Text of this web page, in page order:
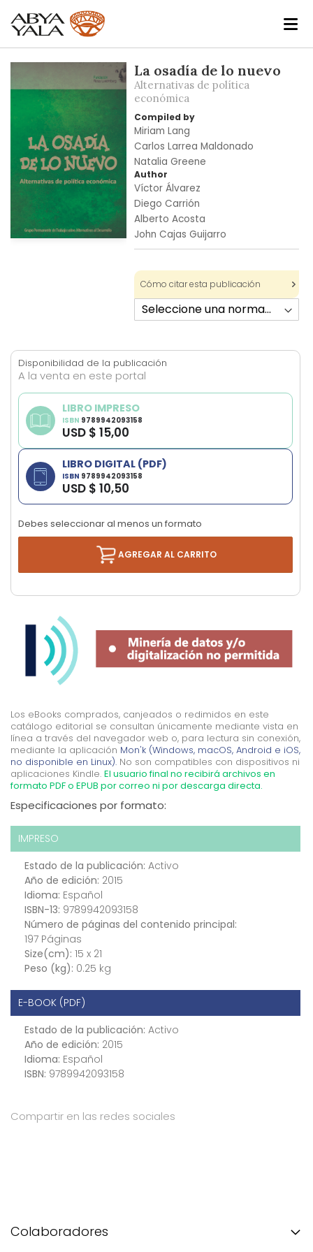
the
images
gallery
gallery
La osadía de lo nuevo
Alternativas de política
económica
Compiled by
Miriam Lang
Carlos Larrea Maldonado
Natalia Greene
Author
Víctor Álvarez
Diego Carrión
Alberto Acosta
John Cajas Guijarro
Cómo citar esta publicación
Disponibilidad de la publicación
A la venta en este portal
LIBRO IMPRESO
ISBN 9789942093158
USD $ 15,00
LIBRO DIGITAL (PDF)
ISBN 9789942093158
USD $ 10,50
Debes seleccionar al menos un formato
AGREGAR AL CARRITO
Los eBooks comprados, canjeados o redimidos en este
catálogo editorial se consultan únicamente mediante vista en
línea a través del navegador web o, para lectura sin conexión,
mediante la aplicación Mon'k (Windows, macOS, Android e iOS,
no disponible en Linux). No son compatibles con dispositivos ni
aplicaciones Kindle. El usuario final no recibirá archivos en
formato PDF o EPUB por correo ni por descarga directa.
Especificaciones por formato:
IMPRESO
Estado de la publicación: Activo
Año de edición: 2015
Idioma: Español
ISBN-13: 9789942093158
Número de páginas del contenido principal:
197 Páginas
Size(cm): 15 x 21
Peso (kg): 0.25 kg
E-BOOK (PDF)
Estado de la publicación: Activo
Año de edición: 2015
Idioma: Español
ISBN: 9789942093158
Compartir en las redes sociales
Colaboradores